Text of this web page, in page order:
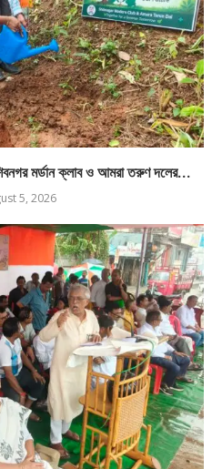
মর্ডান ক্লাব ও আমরা তরুণ দলের...
5, 2026